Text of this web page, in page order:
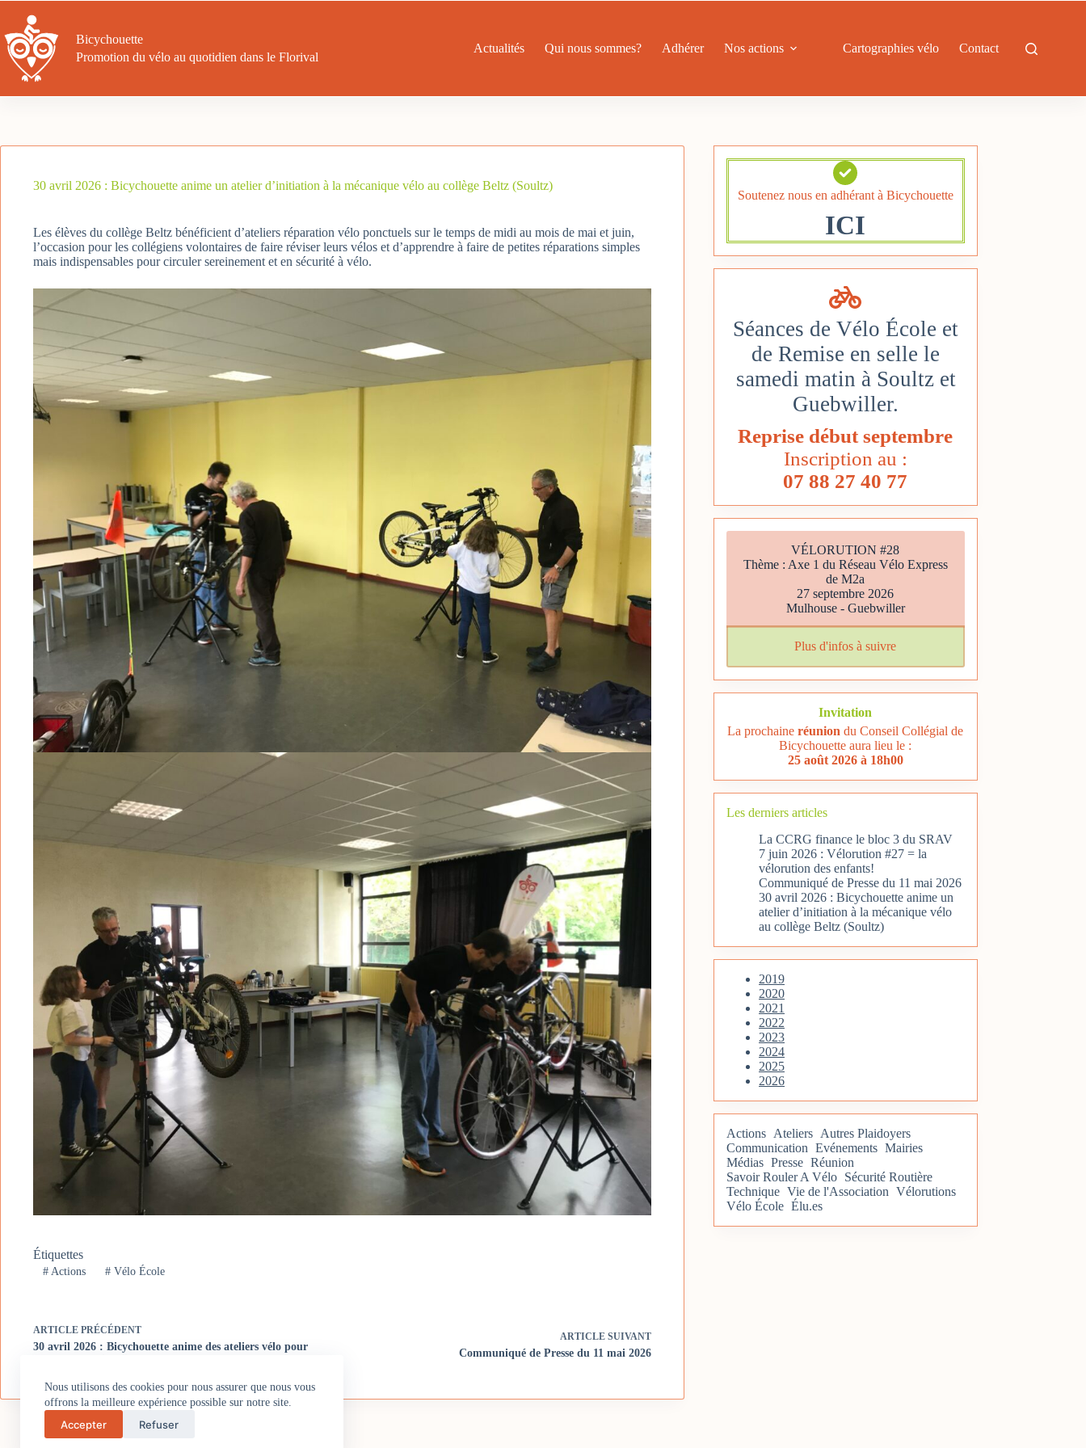
contenu
Nous utilisons des cookies pour nous assurer que nous vous
offrons la meilleure expérience possible sur notre site.
Accepter Refuser
Bicychouette
Promotion du vélo au quotidien dans le Florival
Actualités Qui nous sommes? Adhérer Nos actions Cartographies vélo Contact
30 avril 2026 : Bicychouette anime un atelier d’initiation à la mécanique vélo au collège Beltz (Soultz)
Les élèves du collège Beltz bénéficient d’ateliers réparation vélo ponctuels sur le temps de midi au mois de mai et juin,
l’occasion pour les collégiens volontaires de faire réviser leurs vélos et d’apprendre à faire de petites réparations simples
mais indispensables pour circuler sereinement et en sécurité à vélo.
Étiquettes
#Actions #Vélo École
ARTICLE PRÉCÉDENT
30 avril 2026 : Bicychouette anime des ateliers vélo pour
ARTICLESUIVANT
Communiqué de Presse du 11 mai 2026
Soutenez nous en adhérant à Bicychouette
ICI
Séances de Vélo École et
de Remise en selle le
samedi matin à Soultz et
Guebwiller.
Reprise début septembre
Inscription au :
07 88 27 40 77
VÉLORUTION #28
Thème : Axe 1 du Réseau Vélo Express
de M2a
27 septembre 2026
Mulhouse - Guebwiller
Plus d'infos à suivre
Invitation
La prochaineréunion du Conseil Collégial de
Bicychouette aura lieu le :
25 août 2026 à 18h00
Les derniers articles
La CCRG finance le bloc 3 du SRAV
7 juin 2026 : Vélorution #27 = la
vélorution des enfants!
Communiqué de Presse du 11 mai 2026
30 avril 2026 : Bicychouette anime un
atelier d’initiation à la mécanique vélo
au collège Beltz (Soultz)
2019
2020
2021
2022
2023
2024
2025
2026
Actions Ateliers Autres Plaidoyers
Communication Evénements Mairies
Médias Presse Réunion
Savoir Rouler A Vélo Sécurité Routière
Technique Vie de l'Association Vélorutions
Vélo École Élu.es